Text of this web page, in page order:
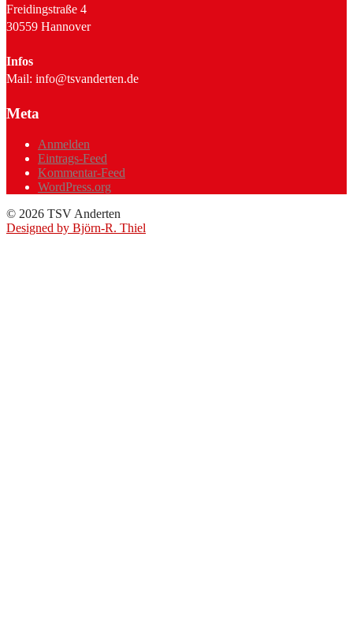
Freidingstraße 4
30559 Hannover
Infos
Mail: info@tsvanderten.de
Meta
Anmelden
Eintrags-Feed
Kommentar-Feed
WordPress.org
© 2026 TSV Anderten
Designed by Björn-R. Thiel